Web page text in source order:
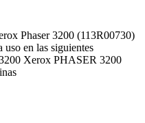
Phaser 3200 (113R00730)
uso en las siguientes
Xerox PHASER 3200